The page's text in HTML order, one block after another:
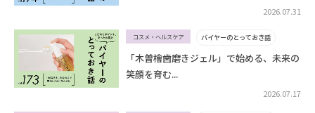
2026.07.31
コスメ・ヘルスケア
2026.07.17
「木曽檜歯磨きジェル」で始める、未来の
笑顔を育む...
バイヤーのとっておき話